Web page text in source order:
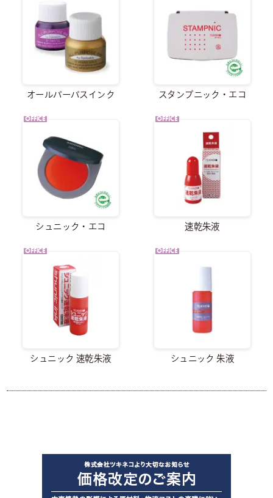
オールパーパスインク スタンプニック・エコ
OFFICE
シュニック・エコ
OFFICE
速乾朱液
OFFICE
シュニック 速乾朱液
OFFICE
シュニック 朱液